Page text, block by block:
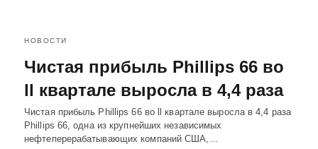
НОВОСТИ
Чистая прибыль Phillips 66 во
ll квартале выросла в 4,4 раза
Чистая прибыль Phillips 66 во ll квартале выросла в 4,4 раза
Phillips 66, одна из крупнейших независимых
нефтеперерабатывающих компаний США,…